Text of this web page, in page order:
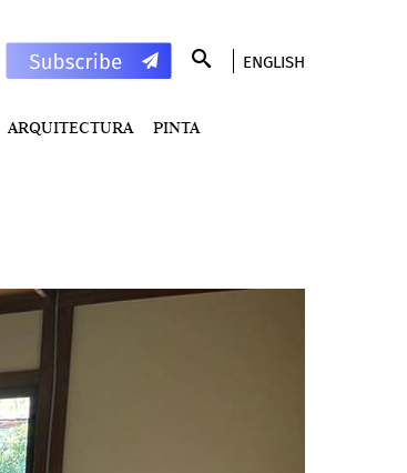
ENGLISH
ARQUITECTURA PINTA